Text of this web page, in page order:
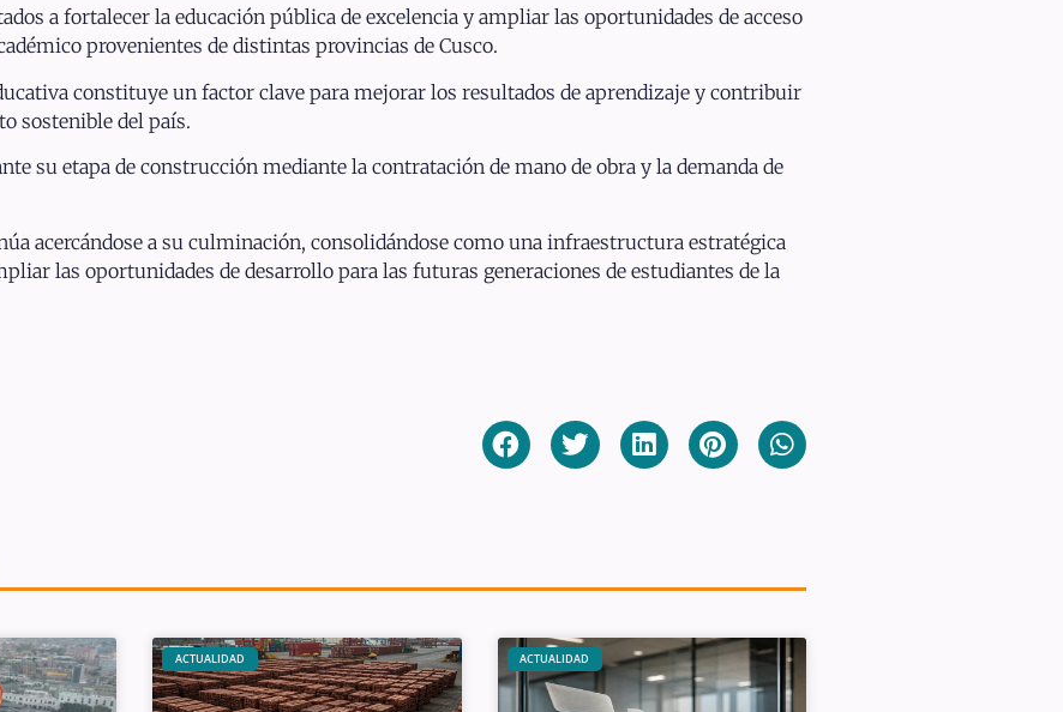
a fortalecer la educación pública de excelencia y ampliar las oportunidades de acceso
provenientes de distintas provincias de Cusco.
constituye un factor clave para mejorar los resultados de aprendizaje y contribuir
sostenible del país.
su etapa de construcción mediante la contratación de mano de obra y la demanda de
acercándose a su culminación, consolidándose como una infraestructura estratégica
las oportunidades de desarrollo para las futuras generaciones de estudiantes de la
ACTUALIDAD ACTUALIDAD